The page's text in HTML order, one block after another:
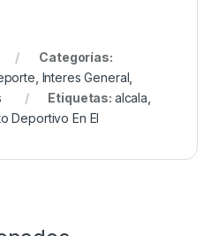
Categorías:
, Interes General,
Etiquetas: alcala,
Deportivo En El